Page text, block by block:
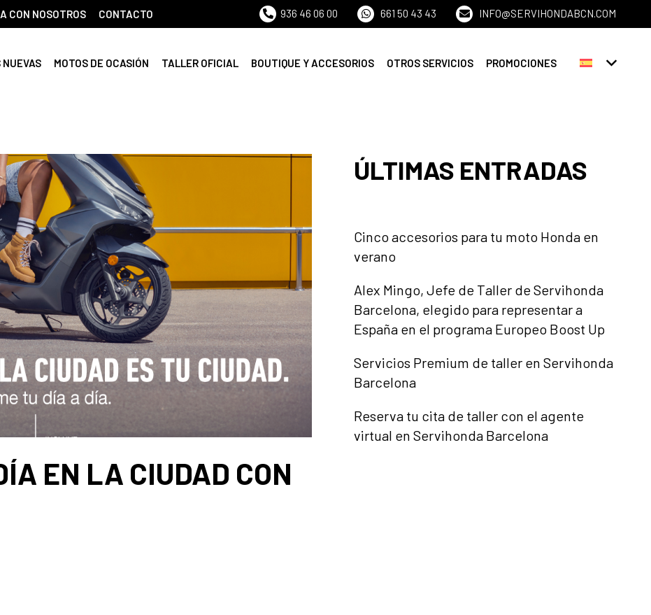
CON NOSOTROS CONTACTO 936 46 06 00 661 50 43 43 INFO@SERVIHONDABCN.COM
NUEVAS MOTOS DE OCASIÓN TALLER OFICIAL BOUTIQUE Y ACCESORIOS OTROS SERVICIOS PROMOCIONES
EN LA CIUDAD CON
ÚLTIMAS ENTRADAS
Cinco accesorios para tu moto Honda en
verano
Alex Mingo, Jefe de Taller de Servihonda
Barcelona, elegido para representar a
España en el programa Europeo Boost Up
Servicios Premium de taller en Servihonda
Barcelona
Reserva tu cita de taller con el agente
virtual en Servihonda Barcelona